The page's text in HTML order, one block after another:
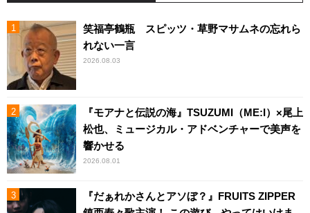
笑福亭鶴瓶 スピッツ・草野マサムネの忘れら
れない一言
2026.08.03
『モアナと伝説の海』TSUZUMI（ME:I）×尾上
松也、ミュージカル・アドベンチャーで美声を
響かせる
2026.08.01
『だぁれかさんとアソぼ？』FRUITS ZIPPER